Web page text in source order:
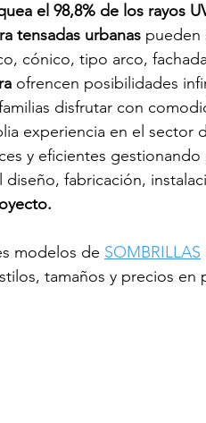
el 98,8% de los rayos
tensadas urbanas pueden
cónico, tipo arco,
ofrencen posibilidades
disfrutar con
experiencia en el sector
y eficientes
fabricación,
modelos de SOMBRILLAS
tamaños y precios en